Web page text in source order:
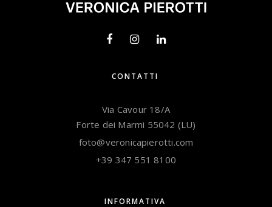
CONTATTI
Via Cavour 18/A
Forte dei Marmi 55042 (LU)
foto@veronicapierotti.com
+39 347 551 8100
INFORMATIVA